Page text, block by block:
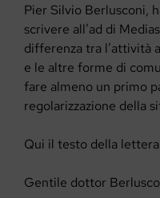
Pier Silvio Berlusconi,
scrivere all’ad di
differenza tra l’attività
e le altre forme di
fare almeno un primo
regolarizzazione della
Qui il testo della
Gentile dottor